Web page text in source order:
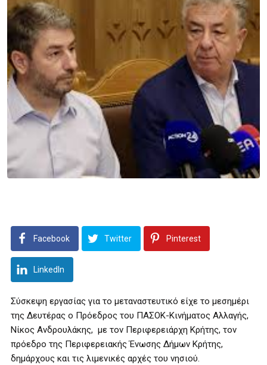
Facebook Twitter Pinterest
LinkedIn
Σύσκεψη εργασίας για το μεταναστευτικό είχε το μεσημέρι
της Δευτέρας ο Πρόεδρος του ΠΑΣΟΚ-Κινήματος Αλλαγής,
Νίκος Ανδρουλάκης, με τον Περιφερειάρχη Κρήτης, τον
πρόεδρο της Περιφερειακής Ένωσης Δήμων Κρήτης,
δημάρχους και τις λιμενικές αρχές του νησιού.